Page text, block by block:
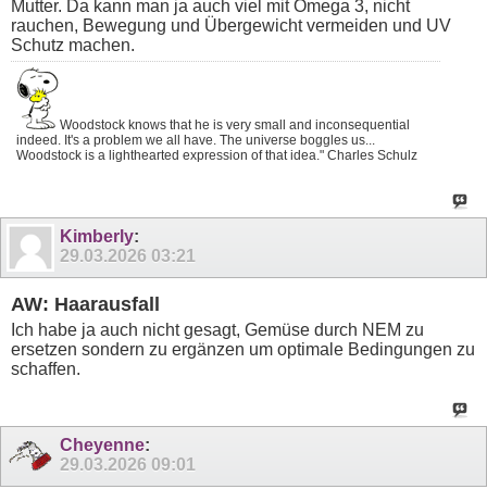
Mutter. Da kann man ja auch viel mit Omega 3, nicht
rauchen, Bewegung und Übergewicht vermeiden und UV
Schutz machen.
Woodstock knows that he is very small and inconsequential
indeed. It's a problem we all have. The universe boggles us...
Woodstock is a lighthearted expression of that idea." Charles Schulz
Kimberly:
29.03.2026 03:21
AW: Haarausfall
Ich habe ja auch nicht gesagt, Gemüse durch NEM zu
ersetzen sondern zu ergänzen um optimale Bedingungen zu
schaffen.
Cheyenne:
29.03.2026 09:01